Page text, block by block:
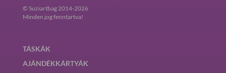
© Suziartbag 2014-2026
Minden jog fenntartva!
TÁSKÁK
AJÁNDÉKKÁRTYÁK